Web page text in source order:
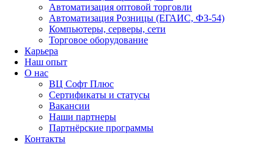
Автоматизация оптовой торговли
Автоматизация Розницы (ЕГАИС, ФЗ-54)
Компьютеры, серверы, сети
Торговое оборудование
Карьера
Наш опыт
О нас
ВЦ Софт Плюс
Сертификаты и статусы
Вакансии
Наши партнеры
Партнёрские программы
Контакты